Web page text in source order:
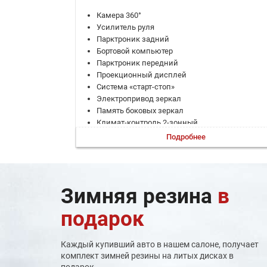
Камера 360°
Усилитель руля
Парктроник задний
Бортовой компьютер
Парктроник передний
Проекционный дисплей
Система «старт-стоп»
Электропривод зеркал
Память боковых зеркал
Климат-контроль 2-зонный
Запуск двигателя с кнопки
Система доступа без ключа
Регулировка руля по высоте
Электронная приборная панель
Дистанционный запуск двигателя
Электропривод крышки багажника
Система выбора режима движения
Электростеклоподъемники задние
Подробнее
Зимняя резина в
подарок
Каждый купивший авто в нашем салоне, получает
комплект зимней резины на литых дисках в